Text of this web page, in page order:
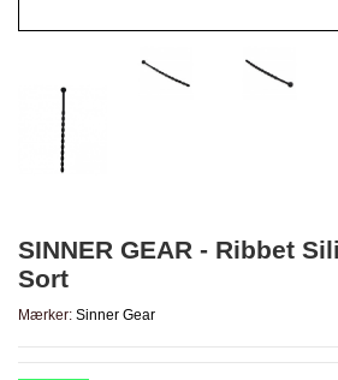
SINNER GEAR - Ribbet
Sort
Mærker: Sinner Gear